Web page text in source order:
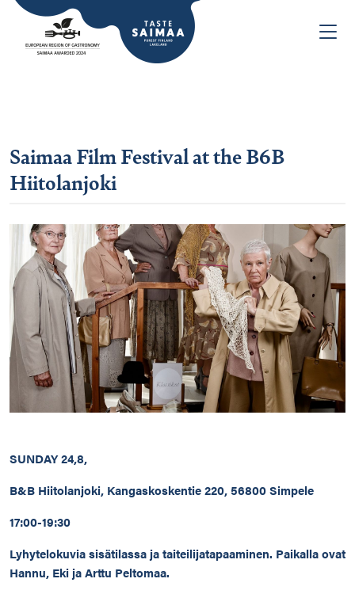
Saimaa Film Festival at the B6B
Hiitolanjoki
SUNDAY 24,8,
B&B Hiitolanjoki, Kangaskoskentie 220, 56800 Simpele
17:00-19:30
Lyhytelokuvia sisätilassa ja taiteilijatapaaminen. Paikalla ovat
Hannu, Eki ja Arttu Peltomaa.